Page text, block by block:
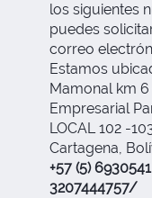
los siguientes
puedes
correo
Estamos
Mamonal km 6
Empresarial
LOCAL 102 -
Cartagena,
+57 (5)
3207444757/